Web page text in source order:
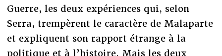
Guerre, les deux expériences qui, selon
Serra, trempèrent le caractère de Malaparte
et expliquent son rapport étrange à la
politique et à l’histoire. Mais les deux